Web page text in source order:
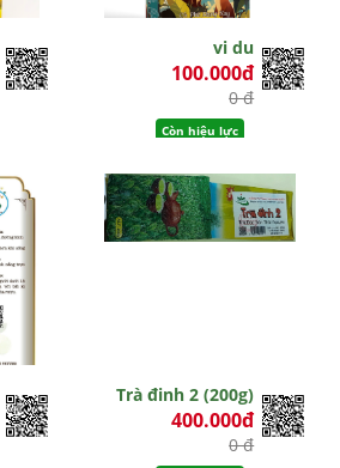
vi du
100.000đ
0 đ
Còn hiệu lực
Trà đinh 2 (200g)
400.000đ
0 đ